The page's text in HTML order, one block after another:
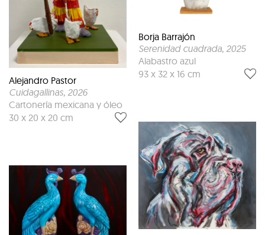
Alejandro Pastor
Cuidagallinas, 2026
Cartonería mexicana y óleo
30 x 20 x 20 cm
Borja Barrajón
Serenidad cuadrada, 2025
Alabastro azul
93 x 32 x 16 cm